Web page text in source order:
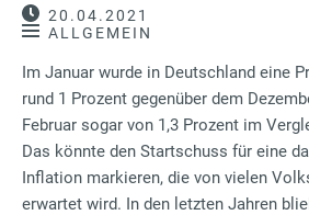
20.04.2021
ALLGEMEIN
Im Januar wurde in Deutschland eine
rund 1 Prozent gegenüber dem
Februar sogar von 1,3 Prozent im
Das könnte den Startschuss für eine
Inflation markieren, die von vielen
erwartet wird. In den letzten Jahren